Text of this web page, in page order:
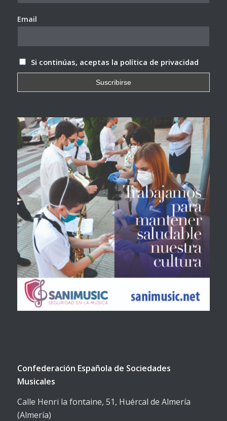
Email
Si continúas, aceptas la política de privacidad
Confederación Española de Sociedades
Musicales
Calle Henri la fontaine, 51, Huércal de Almería
(Almería)